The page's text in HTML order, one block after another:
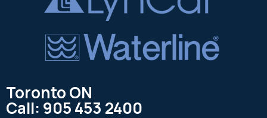
Toronto ON
Call: 905 453 2400